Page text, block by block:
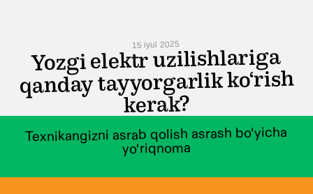
Texnikangizni asrab qolish asrash bo‘yicha
yo‘riqnoma
15 iyul 2025
Yozgi elektr uzilishlariga
qanday tayyorgarlik ko‘rish
kerak?